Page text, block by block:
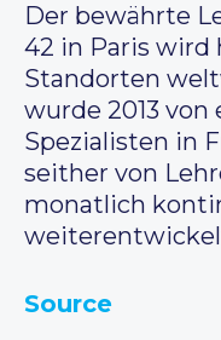
Der bewährte
42 in Paris wird
Standorten
wurde 2013 von
Spezialisten in
seither von
monatlich
Source